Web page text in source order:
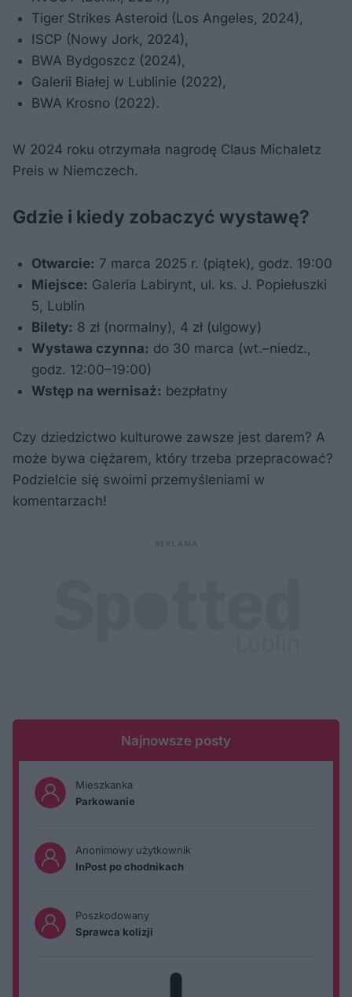
Tiger Strikes Asteroid (Los Angeles, 2024),
ISCP (Nowy Jork, 2024),
BWA Bydgoszcz (2024),
Galerii Białej w Lublinie (2022),
BWA Krosno (2022).
W 2024 roku otrzymała nagrodę Claus Michaletz
Preis w Niemczech.
Gdzie i kiedy zobaczyć wystawę?
Otwarcie: 7 marca 2025 r. (piątek), godz. 19:00
Miejsce: Galeria Labirynt, ul. ks. J. Popiełuszki
5, Lublin
Bilety: 8 zł (normalny), 4 zł (ulgowy)
Wystawa czynna: do 30 marca (wt.–niedz.,
godz. 12:00–19:00)
Wstęp na wernisaż: bezpłatny
Czy dziedzictwo kulturowe zawsze jest darem? A
może bywa ciężarem, który trzeba przepracować?
Podzielcie się swoimi przemyśleniami w
komentarzach!
Najnowsze posty
Mieszkanka
Parkowanie
Anonimowy użytkownik
InPost po chodnikach
Poszkodowany
Sprawca kolizji